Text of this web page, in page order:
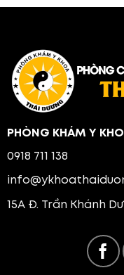
PHÒNG KHÁM Y
0918 711 138
15A Đ. Trần Khánh